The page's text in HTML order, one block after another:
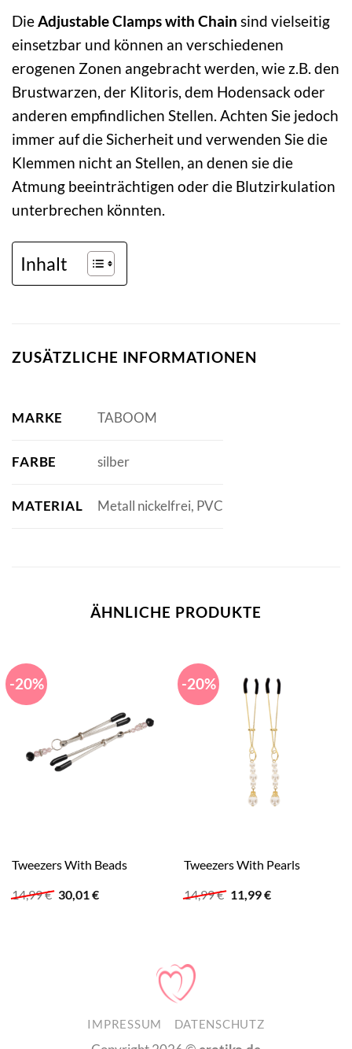
DieAdjustable Clamps with Chain sind vielseitig
einsetzbar und können an verschiedenen
erogenen Zonen angebracht werden, wie z.B. den
Brustwarzen, der Klitoris, dem Hodensack oder
anderen empfindlichen Stellen. Achten Sie jedoch
immer auf die Sicherheit und verwenden Sie die
Klemmen nicht an Stellen, an denen sie die
Atmung beeinträchtigen oder die Blutzirkulation
unterbrechen könnten.
Inhalt
ZUSÄTZLICHE INFORMATIONEN
MARKE TABOOM
FARBE silber
MATERIAL Metall nickelfrei, PVC
ÄHNLICHE PRODUKTE
-20%
Tweezers With Beads
14,99€ Ursprünglicher
Preis
30,01€Aktueller
-20%
Tweezers With Pearls
14,99€ Ursprünglicher
Preis
11,99€Aktueller
IMPRESSUM DATENSCHUTZ